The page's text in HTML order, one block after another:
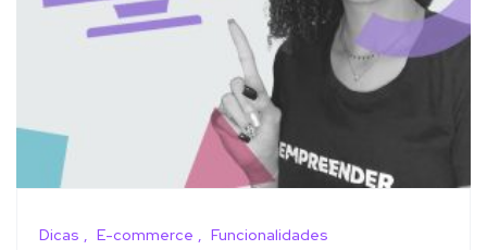
Dicas E-commerce Funcionalidades